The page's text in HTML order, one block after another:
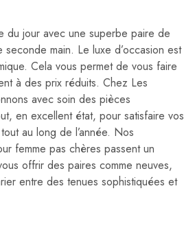
du jour avec une superbe paire de
main. Le luxe d’occasion est
Cela vous permet de vous faire
à des prix réduits. Chez Les
avec soin des pièces
en excellent état, pour satisfaire vos
au long de l’année. Nos
femme pas chères passent un
offrir des paires comme neuves,
entre des tenues sophistiquées et